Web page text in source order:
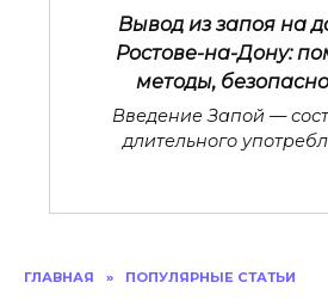
ГЛАВНАЯ » ПОПУЛЯРНЫЕ СТАТЬИ
Вывод из запоя на
Ростове-на-Дону:
методы,
Введение Запой —
длительного